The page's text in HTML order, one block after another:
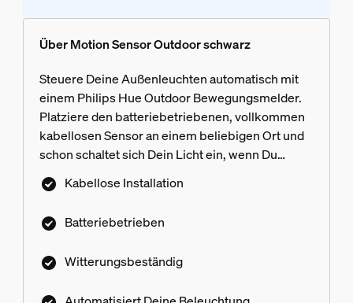
Über Motion Sensor Outdoor schwarz
Steuere Deine Außenleuchten automatisch mit
einem Philips Hue Outdoor Bewegungsmelder.
Platziere den batteriebetriebenen, vollkommen
kabellosen Sensor an einem beliebigen Ort und
schon schaltet sich Dein Licht ein, wenn Du
vorbeigehst.
Kabellose Installation
Batteriebetrieben
Witterungsbeständig